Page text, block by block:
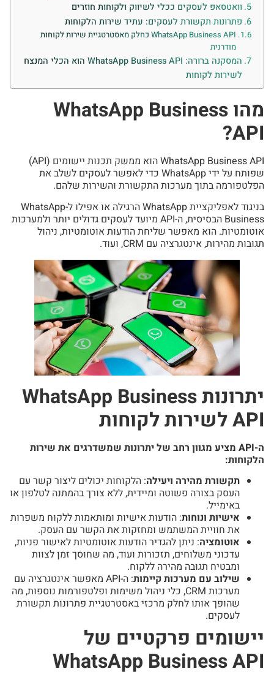
וואטסאפ לעסקים ככלי לשיווק ולקוחות חוזרים
פתרונות תקשורת לעסקים: עתיד שירות הלקוחות
WhatsApp Business API כחלק מאסטרטגיית שירות לקוחות
מודרנית
המסקנה ברורה: WhatsApp Business API הוא הכלי המנצח
לשירות לקוחות
מהו WhatsApp Business
API?
WhatsApp Business API הוא ממשק תכנות יישומים (API)
שפותח על ידי WhatsApp כדי לאפשר לעסקים לשלב את
הפלטפורמה בתוך מערכות התקשורת והשירות שלהם.
בניגוד לאפליקציית WhatsApp הרגילה או אפילו ל-WhatsApp
Business הבסיסית, ה-API מיועד לעסקים גדולים יותר ולמערכות
אוטומטיות. הוא מאפשר שליחת הודעות אוטומטיות, ניהול
תגובות מהירות, אינטגרציה עם CRM, ועוד.
יתרונות WhatsApp Business
API לשירות לקוחות
ה-API מציע מגוון רחב של יתרונות שמשדרגים את שירות
הלקוחות:
תקשורת מהירה ויעילה: הלקוחות יכולים ליצור קשר עם
העסק בצורה פשוטה ומיידית, ללא צורך בהמתנה לטלפון או
באימייל.
אישיות ונוחות: הודעות אישיות ומותאמות ללקוח משפרות
את חוויית המשתמש ומחזקות את הקשר עם העסק.
אוטומציה: ניתן להגדיר הודעות אוטומטיות לאישור פניות,
עדכוני משלוחים, תזכורות ועוד, מה שחוסך זמן לצוות
ומבטיח תגובה מהירה ללקוח.
שילוב עם מערכות קיימות
: ה-API מאפשר אינטגרציה עם
מערכות CRM, כלי ניהול משימות ופלטפורמות נוספות, מה
שהופך אותו לחלק מרכזי באסטרטגיית פתרונות תקשורת
לעסקים.
יישומים פרקטיים של
WhatsApp Business API